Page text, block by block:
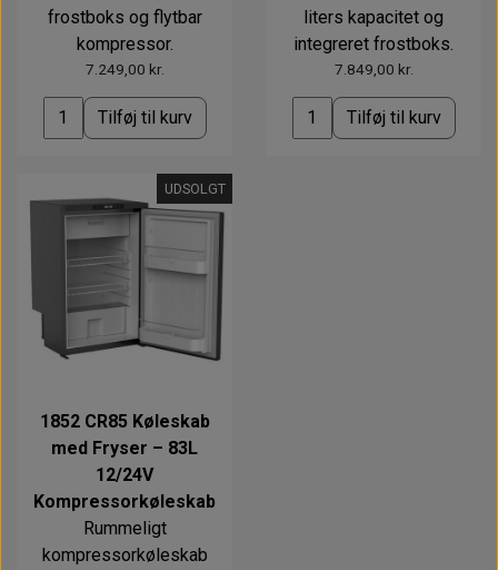
frostboks og flytbar
kompressor.
7.249,00 kr.
Tilføj til kurv
liters kapacitet og
integreret frostboks.
7.849,00 kr.
Tilføj til kurv
UDSOLGT
1852 CR85 Køleskab
med Fryser – 83L
12/24V
Kompressorkøleskab
Rummeligt
kompressorkøleskab